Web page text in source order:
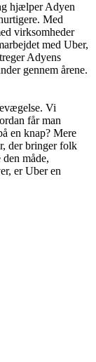
hjælper Adyen
Med
virksomheder
med Uber,
Adyens
gennem årene.
Vi
får man
en knap? Mere
der bringer folk
måde,
er Uber en